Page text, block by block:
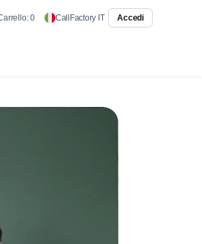
0 CallFactory IT Accedi